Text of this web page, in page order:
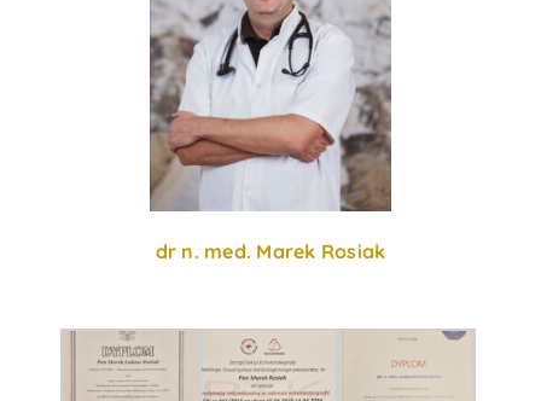
dr n. med. Marek Rosiak